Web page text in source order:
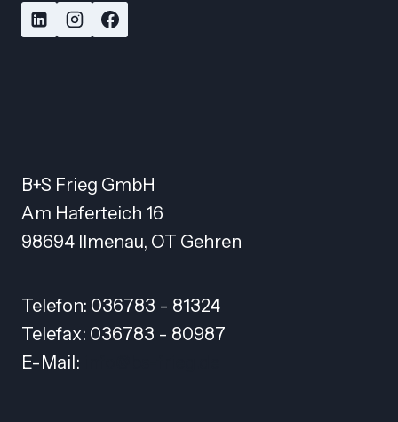
B+S Frieg GmbH
Am Haferteich 16
98694 Ilmenau, OT Gehren
Telefon: 036783 - 81324
Telefax: 036783 - 80987
E-Mail: